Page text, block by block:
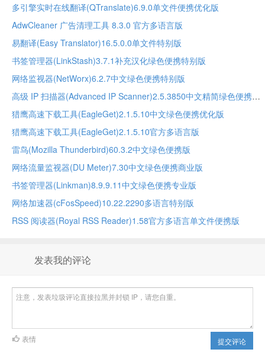
多引擎实时在线翻译(QTranslate)6.9.0单文件便携优化版
AdwCleaner 广告清理工具 8.3.0 官方多语言版
易翻译(Easy Translator)16.5.0.0单文件特别版
书签管理器(LinkStash)3.7.1补充汉化绿色便携特别版
网络监视器(NetWorx)6.2.7中文绿色便携特别版
高级 IP 扫描器(Advanced IP Scanner)2.5.3850中文精简绿色便携版
猎鹰高速下载工具(EagleGet)2.1.5.10中文绿色便携优化版
猎鹰高速下载工具(EagleGet)2.1.5.10官方多语言版
雷鸟(Mozilla Thunderbird)60.3.2中文绿色便携版
网络流量监视器(DU Meter)7.30中文绿色便携商业版
书签管理器(Linkman)8.9.9.11中文绿色便携专业版
网络加速器(cFosSpeed)10.22.2290多语言特别版
RSS 阅读器(Royal RSS Reader)1.58官方多语言单文件便携版
发表我的评论
提交评论
表情